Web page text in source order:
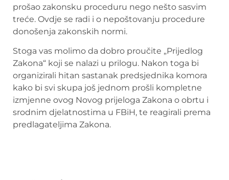
prošao zakonsku proceduru nego nešto sasvim
treće. Ovdje se radi i o nepoštovanju procedure
donošenja zakonskih normi.
Stoga vas molimo da dobro proučite „Prijedlog
Zakona“ koji se nalazi u prilogu. Nakon toga bi
organizirali hitan sastanak predsjednika komora
kako bi svi skupa još jednom prošli kompletne
izmjenne ovog Novog prijeloga Zakona o obrtu i
srodnim djelatnostima u FBiH, te reagirali prema
predlagateljima Zakona.